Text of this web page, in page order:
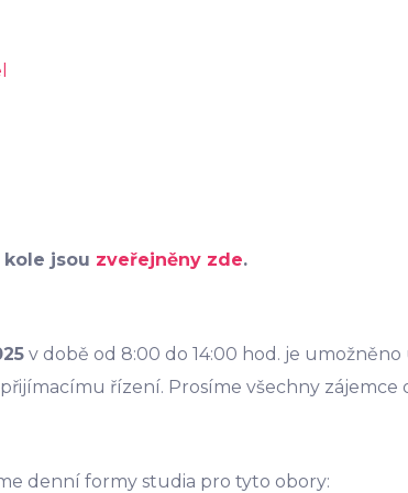
jsou zveřejněny zde.
v době od 8:00 do 14:00 hod. je
řízení. Prosíme všechny
denní formy studia pro tyto obory: